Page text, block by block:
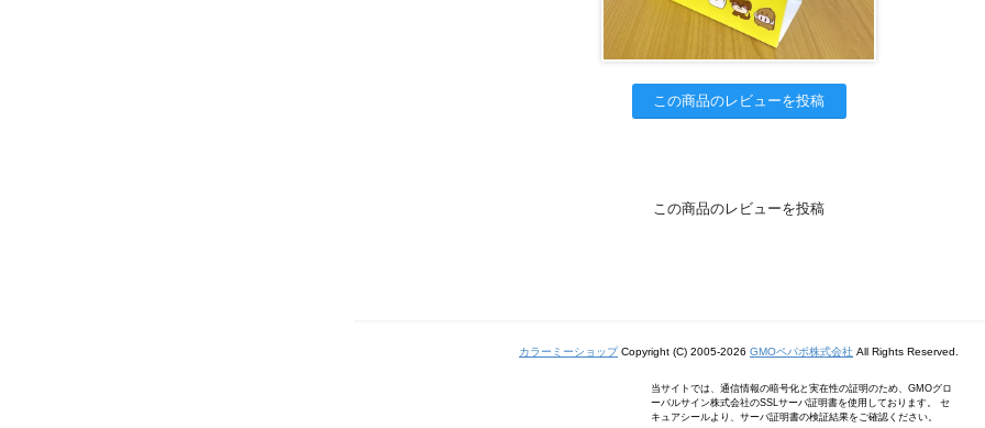
この商品のレビューを投稿
この商品のレビューを投稿
カラーミーショップCopyright (C) 2005-2026 GMOペパボ株式会社 All Rights Reserved.
当サイトでは、通信情報の暗号化と実在性の証明のため、GMOグロ
ーバルサイン株式会社のSSLサーバ証明書を使用しております。 セ
キュアシールより、サーバ証明書の検証結果をご確認ください。